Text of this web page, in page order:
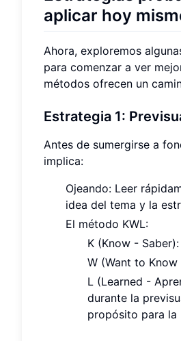
aplicar hoy
Ahora, exploremos
para comenzar a ver
métodos ofrecen un
Estrategia 1:
Antes de sumergirse a
implica:
Ojeando: Leer
idea del tema y la
El método KWL:
K (Know - Saber):
W (Want to
L (Learned -
durante la
propósito para la